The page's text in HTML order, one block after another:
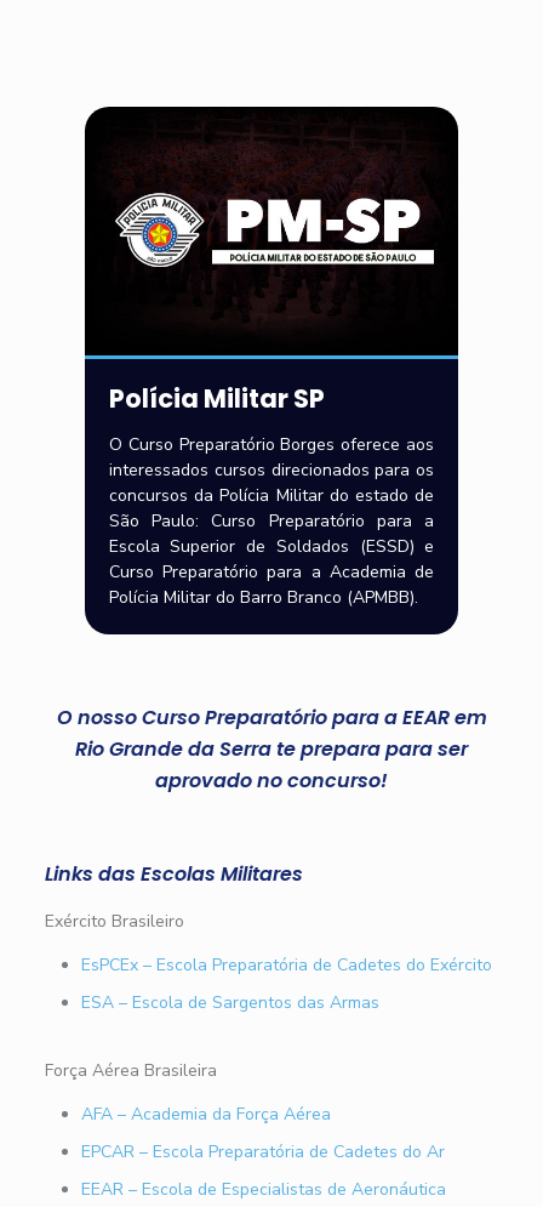
Polícia Militar SP
O Curso Preparatório Borges oferece aos
interessados cursos direcionados para os
concursos da Polícia Militar do estado de
São Paulo: Curso Preparatório para a
Escola Superior de Soldados (ESSD) e
Curso Preparatório para a Academia de
Polícia Militar do Barro Branco (APMBB).
O nosso Curso Preparatório para a EEAR em
Rio Grande da Serra te prepara para ser
aprovado no concurso!
Links das Escolas Militares
Exército Brasileiro
EsPCEx – Escola Preparatória de Cadetes do Exército
ESA – Escola de Sargentos das Armas
Força Aérea Brasileira
AFA – Academia da Força Aérea
EPCAR – Escola Preparatória de Cadetes do Ar
EEAR – Escola de Especialistas de Aeronáutica